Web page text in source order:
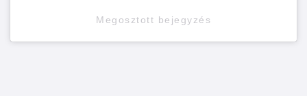
Megosztott bejegyzés